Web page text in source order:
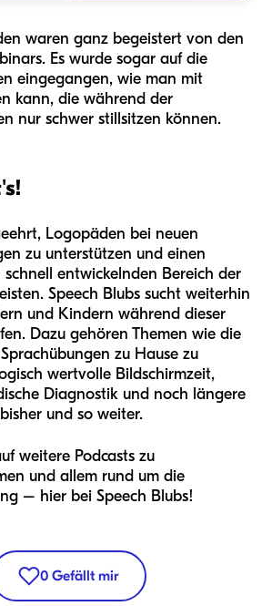
waren ganz begeistert von den
Es wurde sogar auf die
eingegangen, wie man mit
kann, die während der
nur schwer stillsitzen können.
Logopäden bei neuen
zu unterstützen und einen
schnell entwickelnden Bereich der
Speech Blubs sucht weiterhin
und Kindern während dieser
Dazu gehören Themen wie die
zu Hause zu
wertvolle Bildschirmzeit,
Diagnostik und noch längere
und so weiter.
weitere Podcasts zu
und allem rund um die
– hier bei Speech Blubs!
0 Gefällt mir